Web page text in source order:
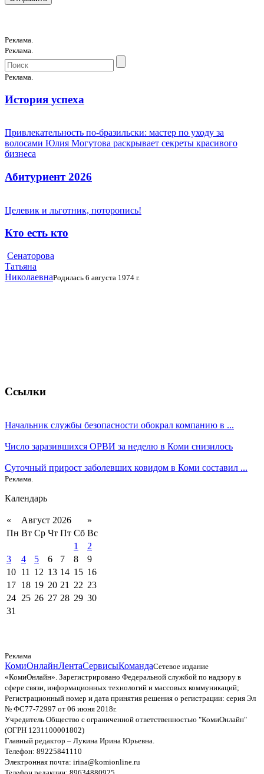
Реклама.
Реклама.
Реклама.
История успеха
Привлекательность по-бразильски: мастер по уходу за
волосами Юлия Могутова раскрывает секреты красивого
бизнеса
Абитуриент 2026
Целевик и льготник, поторопись!
Кто есть кто
Сенаторова
Татьяна
НиколаевнаРодилась 6 августа 1974 г.
Ссылки
Начальник службы безопасности обокрал компанию в ...
Число заразившихся ОРВИ за неделю в Коми снизилось
Суточный прирост заболевших ковидом в Коми составил ...
Реклама.
Календарь
« Август 2026
»
Пн Вт Ср Чт Пт Сб Вс
1
2
3
4 5 6 7 8
9
10 11 12 13 14 15 16
17 18 19 20 21 22 23
24 25 26 27 28 29 30
31
Реклама
КомиОнлайнЛентаСервисыКомандаСетевое издание
«КомиОнлайн». Зарегистрировано Федеральной службой по надзору в
сфере связи, информационных технологий и массовых коммуникаций;
Регистрационный номер и дата принятия решения о регистрации: серия Эл
№ ФС77-72997 от 06 июня 2018г.
Учредитель Общество с ограниченной ответственностью "КомиОнлайн"
(ОГРН 1231100001802)
Главный редактор – Лукина Ирина Юрьевна.
Телефон: 89225841110
Электронная почта: irina@komionline.ru